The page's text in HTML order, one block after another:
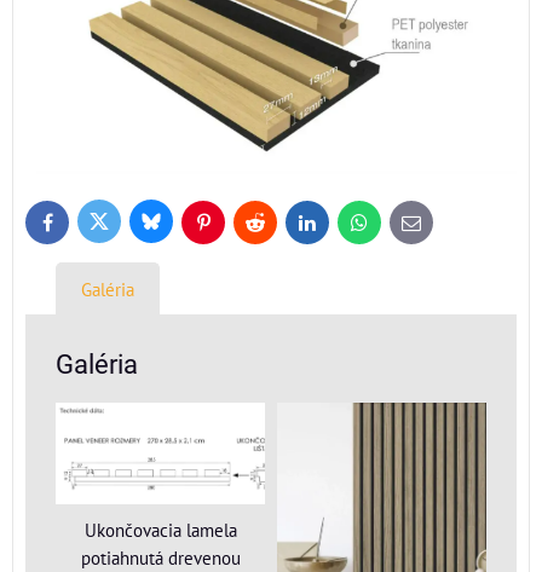
FacebookTwitter BlueskyPinterestReddit LinkedInWhatsApp
E-
mail
Galéria
Galéria
Ukončovacia lamela
potiahnutá drevenou